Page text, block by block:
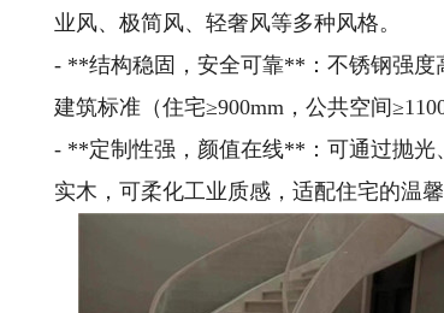
业风、极简风、轻奢风等多种风格。
- **结构稳固，安全可靠**：不锈钢强度
建筑标准（住宅≥900mm，公共空间
- **定制性强，颜值在线**：可通过抛光
实木，可柔化工业质感，适配住宅的温馨